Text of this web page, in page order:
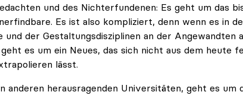
und des Nichterfundenen: Es geht um das
Es ist also kompliziert, denn wenn es in
und der Gestaltungsdisziplinen an der Angewandten
es um ein Neues, das sich nicht aus dem heute
lässt.
anderen herausragenden Universitäten, geht es um